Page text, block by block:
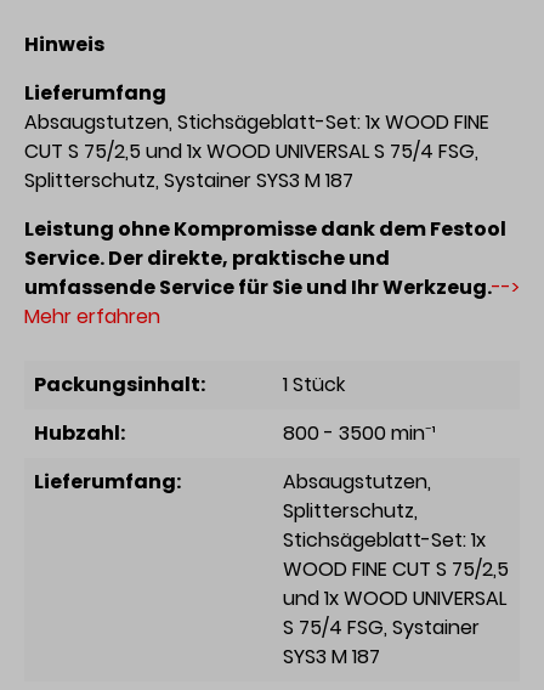
Hinweis
Lieferumfang
Absaugstutzen, Stichsägeblatt-Set: 1x WOOD FINE
CUT S 75/2,5 und 1x WOOD UNIVERSAL S 75/4 FSG,
Splitterschutz, Systainer SYS3 M 187
Leistung ohne Kompromisse dank dem Festool
Service. Der direkte, praktische und
umfassende Service für Sie und Ihr Werkzeug.-->
Mehr erfahren
Packungsinhalt:
1 Stück
Hubzahl:
800 - 3500 min⁻¹
Lieferumfang:
Absaugstutzen,
Splitterschutz,
Stichsägeblatt-Set: 1x
WOOD FINE CUT S 75/2,5
und 1x WOOD UNIVERSAL
S 75/4 FSG, Systainer
SYS3 M 187